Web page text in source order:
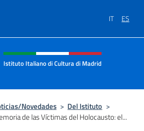
IT ES
del sitio web,
Istituto Italiano di Cultura di Madrid
Novedades > Del Istituto >
de las Víctimas del Holocausto: el...